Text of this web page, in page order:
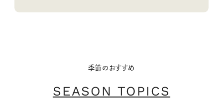
季節のおすすめ
SEASON TOPICS